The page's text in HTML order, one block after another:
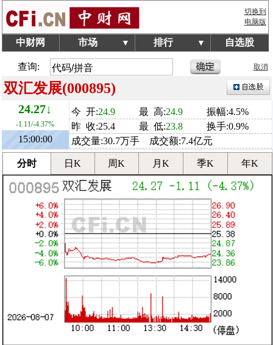
切换到
电脑版
中财网 市场 ▼ 排行 ▼ 自选股
查询: 取消
双汇发展(000895)
24.27↓
-1.11/-4.37%
15:00:00
今 开:24.9 最 高:24.9
振幅:4.5%
昨 收:25.4
最 低:23.8
换手:0.9%
成交量:30.7万手 成交额:7.4亿元
分时 日K 周K 月K 季K 年K